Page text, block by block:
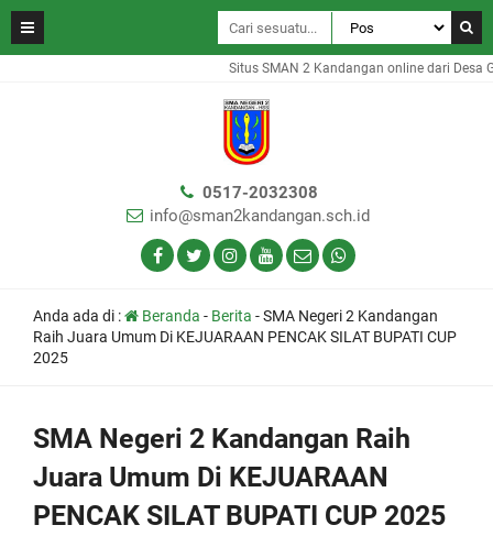
Situs SMAN 2 Kandangan online dari Desa
0517-2032308
info@sman2kandangan.sch.id
Anda ada di : Beranda - Berita -SMA Negeri 2 Kandangan
Raih Juara Umum Di KEJUARAAN PENCAK SILAT BUPATI CUP
2025
SMA Negeri 2 Kandangan Raih
Juara Umum Di KEJUARAAN
PENCAK SILAT BUPATI CUP 2025